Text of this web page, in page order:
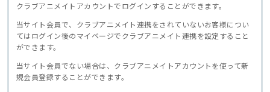
クラブアニメイトアカウントでログインすることができます。
当サイト会員で、クラブアニメイト連携をされていないお客様につい
てはログイン後のマイページでクラブアニメイト連携を設定すること
ができます。
当サイト会員でない場合は、クラブアニメイトアカウントを使って新
規会員登録することができます。